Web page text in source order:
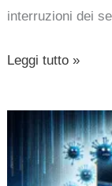
interruzioni dei
Leggi tutto »
Microsoft
Office
sotto